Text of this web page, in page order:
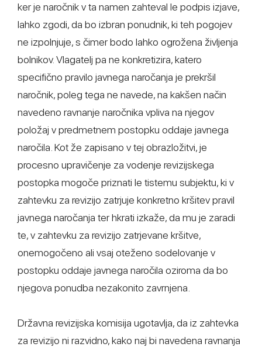
ker je naročnik v ta namen zahteval le podpis izjave,
lahko zgodi, da bo izbran ponudnik, ki teh pogojev
ne izpolnjuje, s čimer bodo lahko ogrožena življenja
bolnikov. Vlagatelj pa ne konkretizira, katero
specifično pravilo javnega naročanja je prekršil
naročnik, poleg tega ne navede, na kakšen način
navedeno ravnanje naročnika vpliva na njegov
položaj v predmetnem postopku oddaje javnega
naročila. Kot že zapisano v tej obrazložitvi, je
procesno upravičenje za vodenje revizijskega
postopka mogoče priznati le tistemu subjektu, ki v
zahtevku za revizijo zatrjuje konkretno kršitev pravil
javnega naročanja ter hkrati izkaže, da mu je zaradi
te, v zahtevku za revizijo zatrjevane kršitve,
onemogočeno ali vsaj oteženo sodelovanje v
postopku oddaje javnega naročila oziroma da bo
njegova ponudba nezakonito zavrnjena.
Državna revizijska komisija ugotavlja, da iz zahtevka
za revizijo ni razvidno, kako naj bi navedena ravnanja